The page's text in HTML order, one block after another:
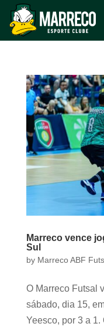
Marreco vence
Sul
by Marreco ABF
O Marreco Futsal
sábado, dia 15,
Yeesco, por 3 a